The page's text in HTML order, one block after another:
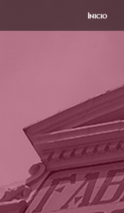
Inicio